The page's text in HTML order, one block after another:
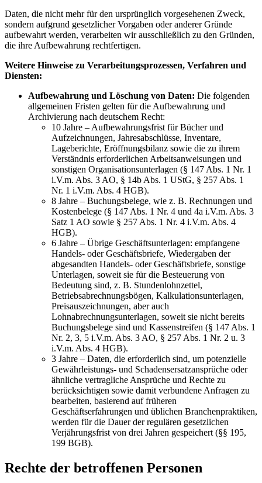
Daten, die nicht mehr für den ursprünglich vorgesehenen Zweck,
sondern aufgrund gesetzlicher Vorgaben oder anderer Gründe
aufbewahrt werden, verarbeiten wir ausschließlich zu den Gründen,
die ihre Aufbewahrung rechtfertigen.
Weitere Hinweise zu Verarbeitungsprozessen, Verfahren und
Diensten:
Aufbewahrung und Löschung von Daten: Die folgenden
allgemeinen Fristen gelten für die Aufbewahrung und
Archivierung nach deutschem Recht:
10 Jahre – Aufbewahrungsfrist für Bücher und
Aufzeichnungen, Jahresabschlüsse, Inventare,
Lageberichte, Eröffnungsbilanz sowie die zu ihrem
Verständnis erforderlichen Arbeitsanweisungen und
sonstigen Organisationsunterlagen (§ 147 Abs. 1 Nr. 1
i.V.m. Abs. 3 AO, § 14b Abs. 1 UStG, § 257 Abs. 1
Nr. 1 i.V.m. Abs. 4 HGB).
8 Jahre – Buchungsbelege, wie z. B. Rechnungen und
Kostenbelege (§ 147 Abs. 1 Nr. 4 und 4a i.V.m. Abs. 3
Satz 1 AO sowie § 257 Abs. 1 Nr. 4 i.V.m. Abs. 4
HGB).
6 Jahre – Übrige Geschäftsunterlagen: empfangene
Handels- oder Geschäftsbriefe, Wiedergaben der
abgesandten Handels- oder Geschäftsbriefe, sonstige
Unterlagen, soweit sie für die Besteuerung von
Bedeutung sind, z. B. Stundenlohnzettel,
Betriebsabrechnungsbögen, Kalkulationsunterlagen,
Preisauszeichnungen, aber auch
Lohnabrechnungsunterlagen, soweit sie nicht bereits
Buchungsbelege sind und Kassenstreifen (§ 147 Abs. 1
Nr. 2, 3, 5 i.V.m. Abs. 3 AO, § 257 Abs. 1 Nr. 2 u. 3
i.V.m. Abs. 4 HGB).
3 Jahre – Daten, die erforderlich sind, um potenzielle
Gewährleistungs- und Schadensersatzansprüche oder
ähnliche vertragliche Ansprüche und Rechte zu
berücksichtigen sowie damit verbundene Anfragen zu
bearbeiten, basierend auf früheren
Geschäftserfahrungen und üblichen Branchenpraktiken,
werden für die Dauer der regulären gesetzlichen
Verjährungsfrist von drei Jahren gespeichert (§§ 195,
199 BGB).
Rechte der betroffenen Personen